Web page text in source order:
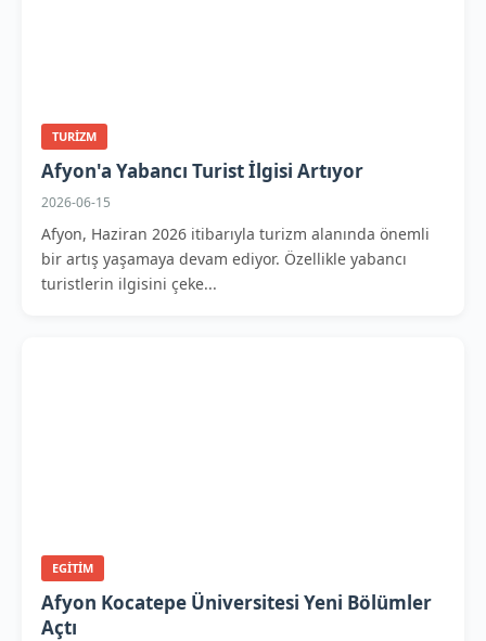
TURIZM
Afyon'a Yabancı Turist İlgisi Artıyor
2026-06-15
Afyon, Haziran 2026 itibarıyla turizm alanında önemli
bir artış yaşamaya devam ediyor. Özellikle yabancı
turistlerin ilgisini çeke...
EGITIM
Afyon Kocatepe Üniversitesi Yeni Bölümler
Açtı